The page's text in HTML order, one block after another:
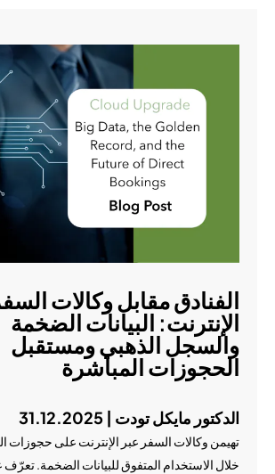
الفنادق مقابل وكالات
الإنترنت: البيانات الضخمة
والسجل الذهبي ومستقبل
الحجوزات المباشرة
الدكتور مايكل تودت | 31.12.2025
تهيمن وكالات السفر عبر الإنترنت على حجوزات
خلال الاستخدام المتفوق للبيانات الضخمة. تعرّف